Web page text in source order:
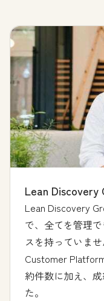
Lean Discovery
Lean Discovery
で、全てを管理
スを持っていま
Customer
約件数に加え、
た。